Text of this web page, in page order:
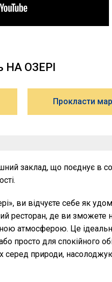
НА ОЗЕРІ
Прокласти
заклад, що поєднує в
ви відчуєте себе як
ресторан, де ви зможете
атмосферою. Це
просто для спокійного
серед природи,